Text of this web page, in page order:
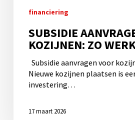
financiering
SUBSIDIE
KOZIJNEN: ZO
Subsidie aanvragen voor
Nieuwe kozijnen plaatsen is
investering…
17 maart 2026